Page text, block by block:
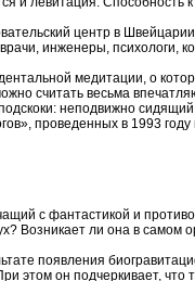
центр в
инженеры, психологи,
медитации, о
считать весьма
неподвижно
проведенных в 1993
с фантастикой и
Возникает ли она в самом
появления
этом он подчеркивает,